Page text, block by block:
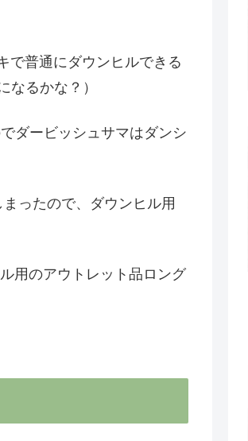
で普通にダウンヒルできる
なるかな？）
ダービッシュサマはダンシ
ったので、ダウンヒル用
用のアウトレット品ロング